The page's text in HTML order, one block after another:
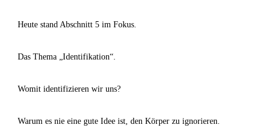
Heute stand Abschnitt 5 im Fokus.
Das Thema „Identifikation“.
Womit identifizieren wir uns?
Warum es nie eine gute Idee ist, den Körper zu ignorieren.